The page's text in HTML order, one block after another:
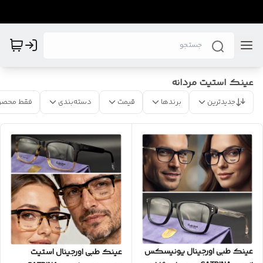
عینک استیت مردانه
جدیدترین برندها قیمت دسته‌بندی فقط
عینک طبی اورجینال یونیسکس
عینک طبی اورجینال استیت